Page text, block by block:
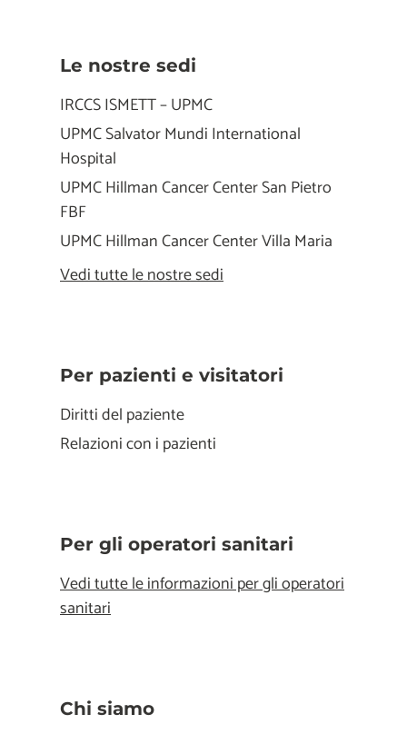
Le nostre sedi
IRCCS ISMETT – UPMC
UPMC Salvator Mundi International
Hospital
UPMC Hillman Cancer Center San Pietro
FBF
UPMC Hillman Cancer Center Villa Maria
Vedi tutte le nostre sedi
Per pazienti e visitatori
Diritti del paziente
Relazioni con i pazienti
Per gli operatori sanitari
Vedi tutte le informazioni per gli operatori
sanitari
Chi siamo